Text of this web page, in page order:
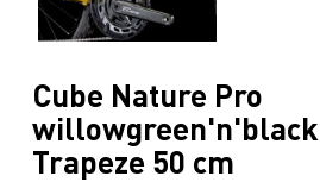
Cube Nature Pro
willowgreen'n'black
Trapeze 50 cm